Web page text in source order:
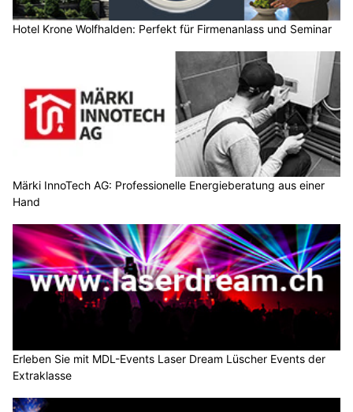
Hotel Krone Wolfhalden: Perfekt für Firmenanlass und Seminar
Märki InnoTech AG: Professionelle Energieberatung aus einer
Hand
Erleben Sie mit MDL-Events Laser Dream Lüscher Events der
Extraklasse